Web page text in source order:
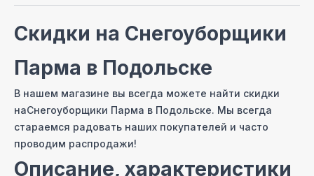
Скидки на Снегоуборщики
Парма в Подольске
В нашем магазине вы всегда можете найти скидки
наСнегоуборщики Парма в Подольске. Мы всегда
стараемся радовать наших покупателей и часто
проводим распродажи!
Описание, характеристики